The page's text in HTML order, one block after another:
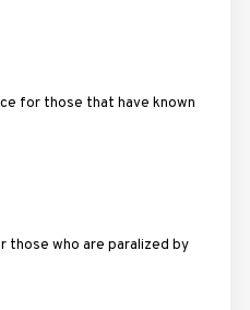
for those that have known
who are paralized by